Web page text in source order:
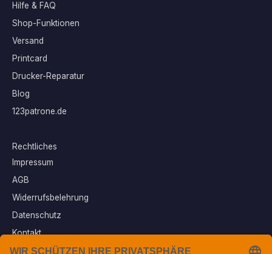
Hilfe & FAQ
Shop-Funktionen
Versand
Printcard
Drucker-Reparatur
Blog
123patrone.de
Rechtliches
Impressum
AGB
Widerrufsbelehrung
Datenschutz
Kontakt
Vertrag widerrufen